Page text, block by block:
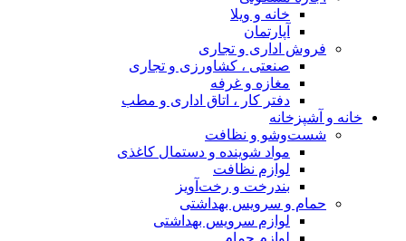
خانه و ویلا
آپارتمان
فروش اداری و تجاری
صنعتی ، کشاورزی و تجاری
مغازه و غرفه
دفتر کار ، اتاق اداری و مطب
خانه و آشپزخانه
شست‌وشو و نظافت
مواد شوینده و دستمال کاغذی
لوازم نظافت
بندرخت و رخت‌آویز
حمام و سرویس بهداشتی
لوازم سرویس بهداشتی